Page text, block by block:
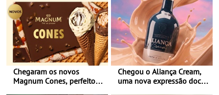
Chegaram os novos
Magnum Cones, perfeitos
Chegou o Aliança Cream,
uma nova expressão doce